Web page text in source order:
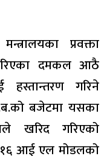
प्रवक्ता
दमकल आठै
हस्तान्तरण गरिने
बजेटमा यसका
खरिद गरिएको
आई एल मोडलको